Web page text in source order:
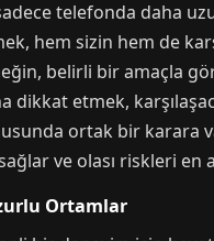
telefonda daha
hem sizin hem de
belirli bir amaçla
dikkat etmek,
ortak bir karara
ve olası riskleri en
Ortamlar